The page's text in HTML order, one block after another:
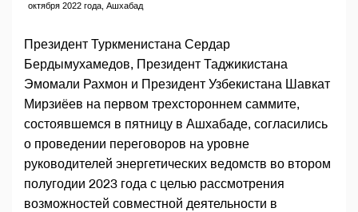
октября 2022 года, Ашхабад
Президент Туркменистана Сердар
Бердымухамедов, Президент Таджикистана
Эмомали Рахмон и Президент Узбекистана Шавкат
Мирзиёев на первом трехстороннем саммите,
состоявшемся в пятницу в Ашхабаде, согласились
о проведении переговоров на уровне
руководителей энергетических ведомств во втором
полугодии 2023 года с целью рассмотрения
возможностей совместной деятельности в